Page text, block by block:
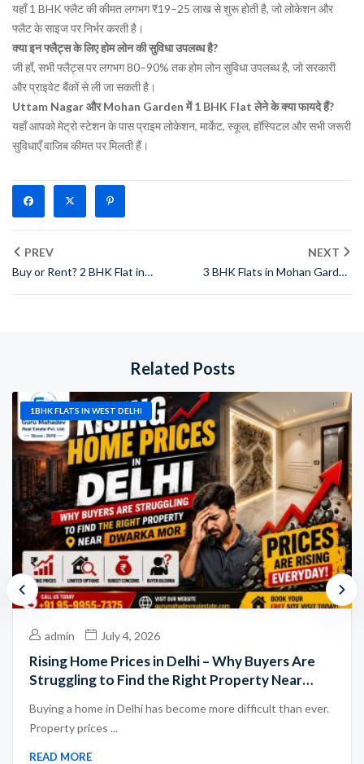
यहाँ 1 BHK फ्लैट की कीमत लगभग ₹19–25 लाख से शुरू होती है, जो लोकेशन और
फ्लैट के साइज पर निर्भर करती है।
क्या इन फ्लैट्स के लिए होम लोन की सुविधा उपलब्ध है?
जी हाँ, सभी फ्लैट्स पर लगभग 80–90% तक होम लोन सुविधा उपलब्ध है, जो सरकारी
और प्राइवेट बैंकों से ली जा सकती है।
Uttam Nagar और Mohan Garden में 1 BHK Flat लेने के क्या फायदे हैं?
यहाँ आपको मेट्रो स्टेशन के पास प्राइम लोकेशन, मार्केट, स्कूल, हॉस्पिटल और सभी जरूरी
सुविधाएँ वाजिब कीमत पर मिलती हैं।
PREV
Buy or Rent? 2 BHK Flat in
Mohan Garden Is the Best Bet
NEXT
3 BHK Flats in Mohan Garden
and Near By Area with Instant
Related Posts
1BHK FLATS IN WEST DELHI
admin July 4, 2026
Rising Home Prices in Delhi – Why Buyers Are
Struggling to Find the Right Property Near
Buying a home in Delhi has become more difficult than ever.
Property prices ...
READ MORE